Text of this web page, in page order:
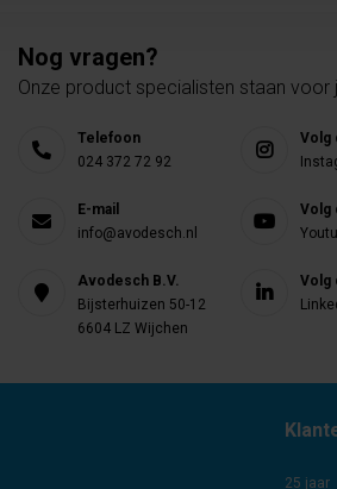
Nog vragen?
Onze product specialisten staan voor
Telefoon
024 372 72 92
E-mail
info@avodesch.nl
Avodesch B.V.
Bijsterhuizen 50-12
6604 LZ Wijchen
Volg
Volg
Volg
25 jaar